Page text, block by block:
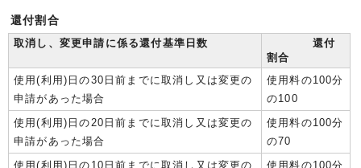
還付割合
取消し、変更申請に係る還付基準日数
還付
割合
使用(利用)日の30日前までに取消し又は変更の
申請があった場合
使用料の100分
の100
使用(利用)日の20日前までに取消し又は変更の
申請があった場合
使用料の100分
の70
使用(利用)日の10日前までに取消し又は変更の
使用料の100分